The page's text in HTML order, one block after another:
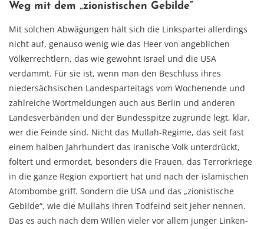
Weg mit dem „zionistischen Gebilde“
Mit solchen Abwägungen hält sich die Linkspartei allerdings
nicht auf, genauso wenig wie das Heer von angeblichen
Völkerrechtlern, das wie gewohnt Israel und die USA
verdammt. Für sie ist, wenn man den Beschluss ihres
niedersächsischen Landesparteitags vom Wochenende und
zahlreiche Wortmeldungen auch aus Berlin und anderen
Landesverbänden und der Bundesspitze zugrunde legt, klar,
wer die Feinde sind. Nicht das Mullah-Regime, das seit fast
einem halben Jahrhundert das iranische Volk unterdrückt,
foltert und ermordet, besonders die Frauen, das Terrorkriege
in die ganze Region exportiert hat und nach der islamischen
Atombombe griff. Sondern die USA und das „zionistische
Gebilde“, wie die Mullahs ihren Todfeind seit jeher nennen.
Das es auch nach dem Willen vieler vor allem junger Linken-